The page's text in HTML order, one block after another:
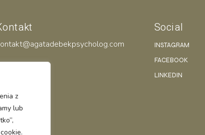
z
lub
Social
INSTAGRAM
FACEBOOK
LINKEDIN